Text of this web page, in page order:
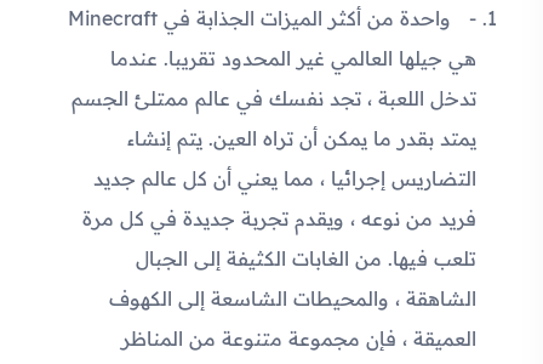
واحدة من أكثر الميزات الجذابة في Minecraft
هي جيلها العالمي غير المحدود تقريبا. عندما
تدخل اللعبة ، تجد نفسك في عالم ممتلئ الجسم
يمتد بقدر ما يمكن أن تراه العين. يتم إنشاء
التضاريس إجرائيا ، مما يعني أن كل عالم جديد
فريد من نوعه ، ويقدم تجربة جديدة في كل مرة
تلعب فيها. من الغابات الكثيفة إلى الجبال
الشاهقة ، والمحيطات الشاسعة إلى الكهوف
العميقة ، فإن مجموعة متنوعة من المناظر